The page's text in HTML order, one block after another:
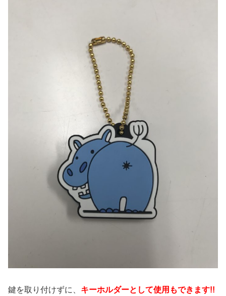
鍵を取り付けずに、 キーホルダーとして使用もできます!!